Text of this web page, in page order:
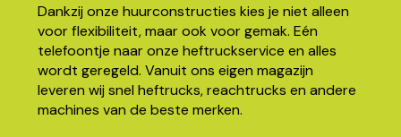
Dankzij onze huurconstructies kies je niet alleen
voor flexibiliteit, maar ook voor gemak. Eén
telefoontje naar onze heftruckservice en alles
wordt geregeld. Vanuit ons eigen magazijn
leveren wij snel heftrucks, reachtrucks en andere
machines van de beste merken.